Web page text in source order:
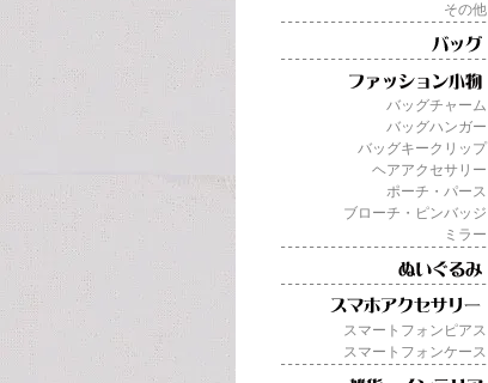
その他
バッグチャーム
バッグハンガー
バッグキークリップ
ヘアアクセサリー
ポーチ・パース
ブローチ・ピンバッジ
ミラー
スマートフォンピアス
スマートフォンケース